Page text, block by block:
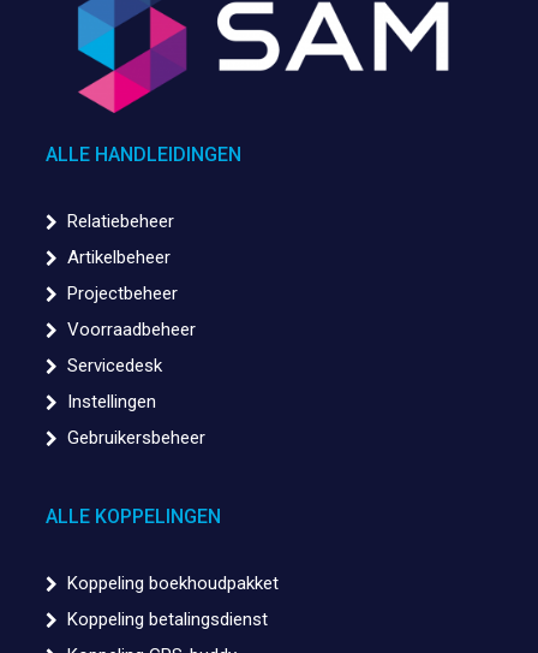
ALLE HANDLEIDINGEN
Relatiebeheer
Artikelbeheer
Projectbeheer
Voorraadbeheer
Servicedesk
Instellingen
Gebruikersbeheer
ALLE KOPPELINGEN
Koppeling boekhoudpakket
Koppeling betalingsdienst